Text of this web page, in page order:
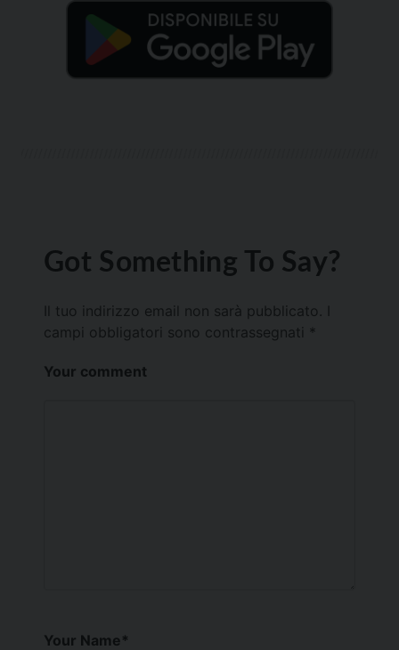
Got Something To Say?
Il tuo indirizzo email non sarà pubblicato.
campi obbligatori sono contrassegnati *
Your comment
Your Name*